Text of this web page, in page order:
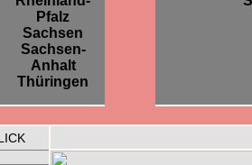
Pfalz
Sachsen
Sachsen-
Anhalt
Thüringen